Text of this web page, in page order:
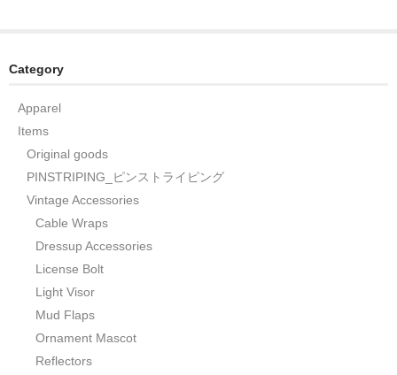
Category
Apparel
Items
Original goods
PINSTRIPING_ピンストライピング
Vintage Accessories
Cable Wraps
Dressup Accessories
License Bolt
Light Visor
Mud Flaps
Ornament Mascot
Reflectors